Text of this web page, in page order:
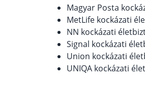
Magyar Posta
MetLife kockázati
NN kockázati
Signal kockázati
Union kockázati
UNIQA kockázati